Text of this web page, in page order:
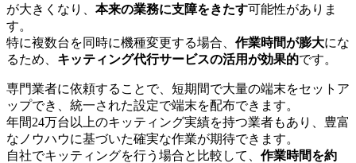
が大きくなり、 本来の業務に支障をきたす可能性がありま
す。
特に複数台を同時に機種変更する場合、 作業時間が膨大にな
るため、 キッティング代行サービスの活用が効果的です。
専門業者に依頼することで、短期間で大量の端末をセットア
ップでき、統一された設定で端末を配布できます。
年間24万台以上のキッティング実績を持つ業者もあり、豊富
なノウハウに基づいた確実な作業が期待できます。
自社でキッティングを行う場合と比較して、 作業時間を約